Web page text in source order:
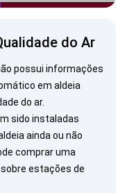
do Ar
possui informações
em aldeia
do ar.
sido instaladas
ainda ou não
comprar uma
sobre estações de